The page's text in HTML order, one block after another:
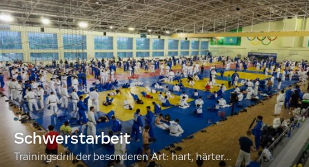
Schwerstarbeit
Trainingsdrill der besonderen Art: hart, härter...